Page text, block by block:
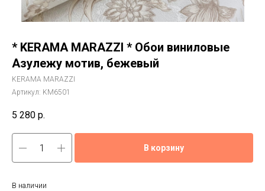
* KERAMA MARAZZI * Обои виниловые
Азулежу мотив, бежевый
KERAMA MARAZZI
Артикул: KM6501
5 280 р.
В корзину
В наличии